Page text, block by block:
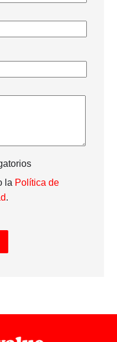
la Política de
.